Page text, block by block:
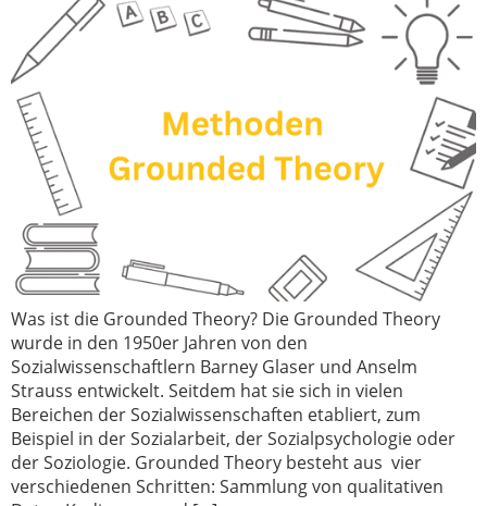
Was ist die Grounded Theory? Die Grounded Theory
wurde in den 1950er Jahren von den
Sozialwissenschaftlern Barney Glaser und Anselm
Strauss entwickelt. Seitdem hat sie sich in vielen
Bereichen der Sozialwissenschaften etabliert, zum
Beispiel in der Sozialarbeit, der Sozialpsychologie oder
der Soziologie. Grounded Theory besteht aus vier
verschiedenen Schritten: Sammlung von qualitativen